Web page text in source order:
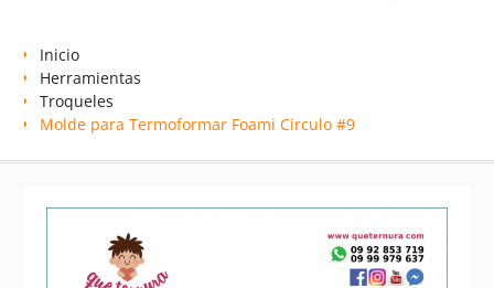
Inicio
Herramientas
Troqueles
Molde para Termoformar Foami Circulo #9